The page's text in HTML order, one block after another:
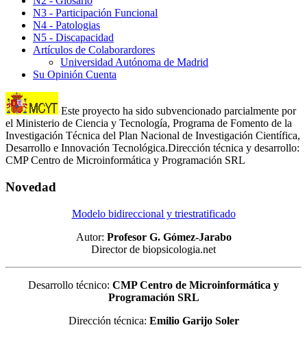
N3 - Participación Funcional
N4 - Patologias
N5 - Discapacidad
Artículos de Colaborardores
Universidad Autónoma de Madrid
Su Opinión Cuenta
Este proyecto ha sido subvencionado parcialmente por
el Ministerio de Ciencia y Tecnología, Programa de Fomento de la
Investigación Técnica del Plan Nacional de Investigación Científica,
Desarrollo e Innovación Tecnológica.Dirección técnica y desarrollo:
CMP Centro de Microinformática y Programación SRL
Novedad
Modelo bidireccional y triestratificado
Autor: Profesor G. Gómez-Jarabo
Director de biopsicologia.net
Desarrollo técnico: CMP Centro de Microinformática y
Programación SRL
Dirección técnica: Emilio Garijo Soler